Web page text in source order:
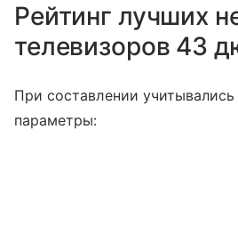
Рейтинг лучших
телевизоров 43
При составлении
параметры: